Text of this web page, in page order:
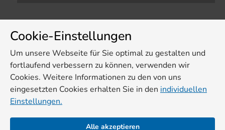
Cookie-Einstellungen
Um unsere Webseite für Sie optimal zu gestalten und
fortlaufend verbessern zu können, verwenden wir
Cookies. Weitere Informationen zu den von uns
eingesetzten Cookies erhalten Sie in den individuellen
Einstellungen.
Alle akzeptieren